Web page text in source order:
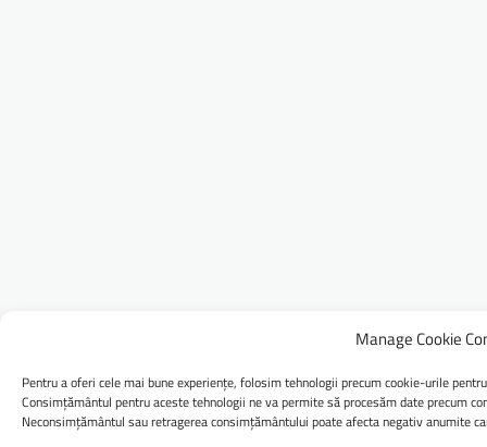
Manage Cookie
Pentru a oferi cele mai bune experiențe, folosim tehnologii precum cookie-urile
Consimțământul pentru aceste tehnologii ne va permite să procesăm date precum
Neconsimțământul sau retragerea consimțământului poate afecta negativ anumite